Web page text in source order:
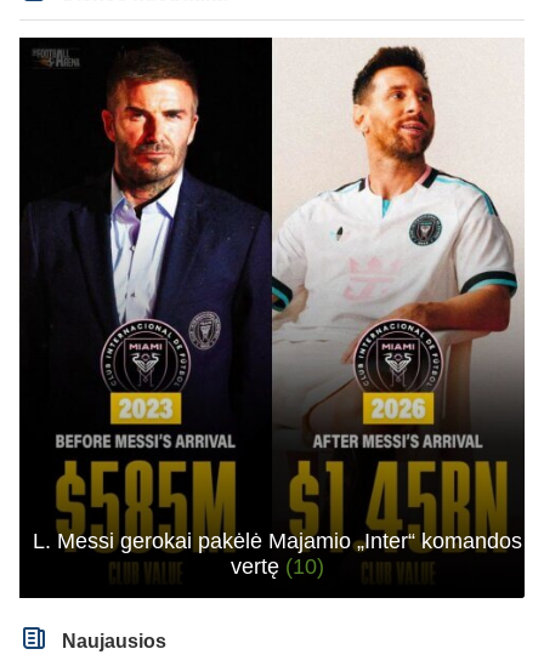
L. Messi gerokai pakėlė Majamio „Inter“ komandos
vertę (10)
Naujausios